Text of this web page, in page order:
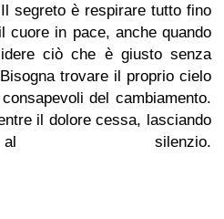
segreto è respirare tutto fino
cuore in pace, anche quando
ciò che è giusto senza
trovare il proprio cielo
del cambiamento.
il dolore cessa, lasciando
silenzio.